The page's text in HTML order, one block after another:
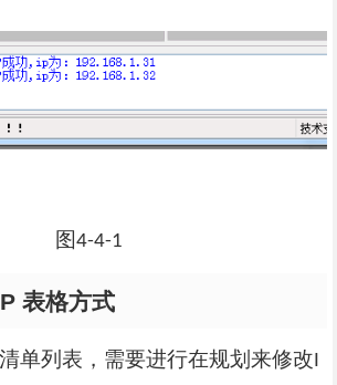
图4-4-1
表格方式
单列表，需要进行在规划来修改I